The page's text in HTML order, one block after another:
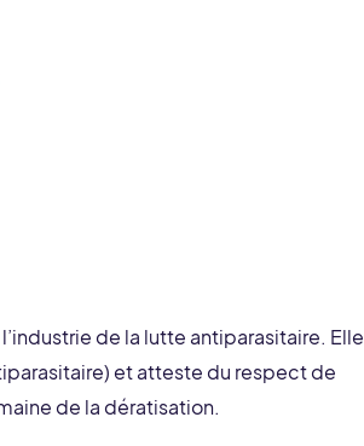
de la lutte antiparasitaire. Elle
et atteste du respect de
de la dératisation.